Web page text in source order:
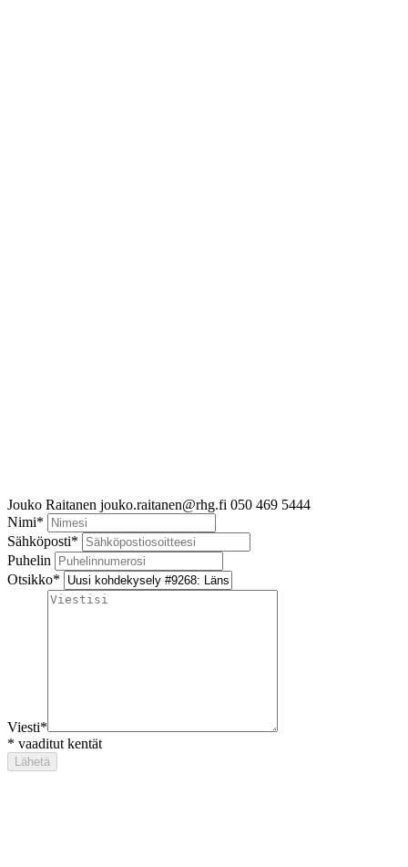
Jouko Raitanen jouko.raitanen@rhg.fi 050 469 5444
Nimi*
Sähköposti*
Puhelin
Otsikko*
Viesti*
* vaaditut kentät